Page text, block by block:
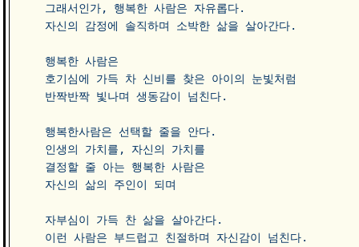
그래서인가, 행복한 사람은 자유롭다.
자신의 감정에 솔직하며 소박한 삶을 살아간다.
행복한 사람은
호기심에 가득 차 신비를 찾은 아이의 눈빛처럼
반짝반짝 빛나며 생동감이 넘친다.
행복한사람은 선택할 줄을 안다.
인생의 가치를, 자신의 가치를
결정할 줄 아는 행복한 사람은
자신의 삶의 주인이 되며
자부심이 가득 찬 삶을 살아간다.
이런 사람은 부드럽고 친절하며 자신감이 넘친다.